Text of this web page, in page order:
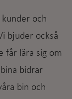
och
bjuder också
får lära sig om
bidrar
bin och